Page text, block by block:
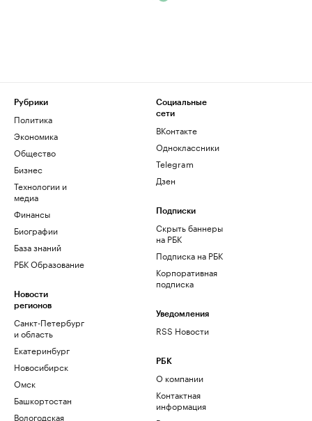
Рубрики
Политика
Экономика
Общество
Бизнес
Технологии и
медиа
Финансы
Биографии
База знаний
РБК Образование
Новости
регионов
Санкт-Петербург
и область
Екатеринбург
Новосибирск
Омск
Башкортостан
Вологодская
Социальные
сети
ВКонтакте
Одноклассники
Telegram
Дзен
Подписки
Скрыть баннеры
на РБК
Подписка на РБК
Корпоративная
подписка
Уведомления
RSS Новости
РБК
О компании
Контактная
информация